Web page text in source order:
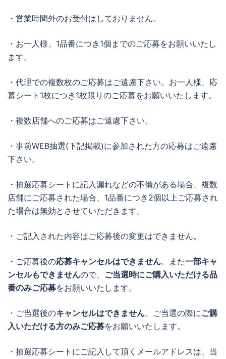
・営業時間外のお受付はしておりません。
・お一人様、1品番につき1個までのご応募をお願いいたし
ます。
・代理での複数枚のご応募はご遠慮下さい。お一人様、応
募シート1枚につき1枚限りのご応募をお願いいたします。
・複数店舗へのご応募はご遠慮下さい。
・事前WEB抽選(下記掲載)に参加された方の応募はご遠慮
下さい。
・抽選応募シートに記入漏れなどの不備がある場合、複数
店舗にご応募された場合、1品番につき2個以上ご応募され
た場合は無効とさせていただきます。
・ご記入された内容はご応募後の変更はできません。
・ご応募後の応募キャンセルはできません。また一部キャ
ンセルもできませんので、 ご当選時にご購入いただける品
番のみご応募をお願いいたします。
・ご当選後のキャンセルはできません。ご当選の際にご購
入いただける方のみご応募をお願いいたします。
・抽選応募シートにご記入して頂くメールアドレスは、当